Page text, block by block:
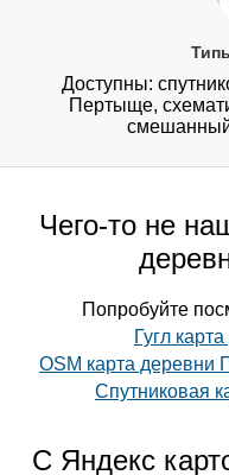
Доступны:
Пертыще,
смешанный
Чего-то не
Попробуйте
Гугл
OSM карта
Спутниковая
С Яндекс